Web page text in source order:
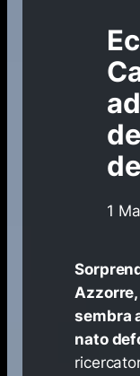
1
sembra
nato